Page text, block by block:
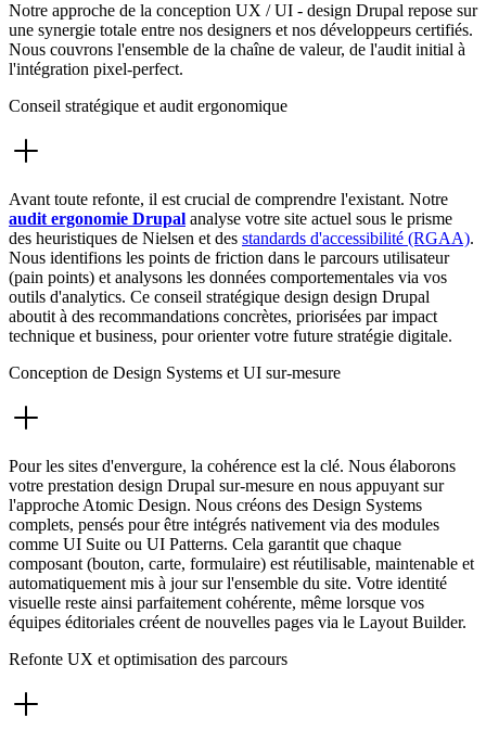
Notre approche de la conception UX / UI - design Drupal repose sur
une synergie totale entre nos designers et nos développeurs certifiés.
Nous couvrons l'ensemble de la chaîne de valeur, de l'audit initial à
l'intégration pixel-perfect.
Conseil stratégique et audit ergonomique
Avant toute refonte, il est crucial de comprendre l'existant. Notre
audit ergonomie Drupal analyse votre site actuel sous le prisme
des heuristiques de Nielsen et des standards d'accessibilité (RGAA).
Nous identifions les points de friction dans le parcours utilisateur
(pain points) et analysons les données comportementales via vos
outils d'analytics. Ce conseil stratégique design design Drupal
aboutit à des recommandations concrètes, priorisées par impact
technique et business, pour orienter votre future stratégie digitale.
Conception de Design Systems et UI sur-mesure
Pour les sites d'envergure, la cohérence est la clé. Nous élaborons
votre prestation design Drupal sur-mesure en nous appuyant sur
l'approche Atomic Design. Nous créons des Design Systems
complets, pensés pour être intégrés nativement via des modules
comme UI Suite ou UI Patterns. Cela garantit que chaque
composant (bouton, carte, formulaire) est réutilisable, maintenable et
automatiquement mis à jour sur l'ensemble du site. Votre identité
visuelle reste ainsi parfaitement cohérente, même lorsque vos
équipes éditoriales créent de nouvelles pages via le Layout Builder.
Refonte UX et optimisation des parcours